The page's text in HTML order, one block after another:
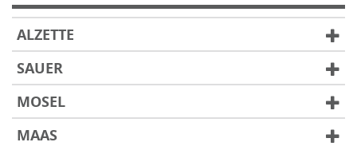
ALZETTE
SAUER
MOSEL
MAAS